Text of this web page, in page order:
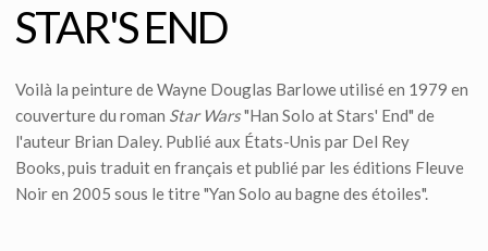
STAR'S END
Voilà la peinture de Wayne Douglas Barlowe utilisé en 1979 en
couverture du roman Star Wars"Han Solo at Stars' End" de
l'auteur Brian Daley. Publié aux États-Unis par Del Rey
Books, puis traduit en français et publié par les éditions Fleuve
Noir en 2005 sous le titre "Yan Solo au bagne des étoiles".